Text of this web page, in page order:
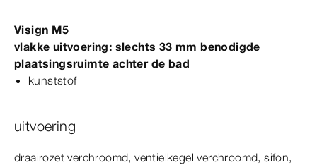
Visign M5
vlakke uitvoering: slechts 33 mm benodigde
plaatsingsruimte achter de bad
kunststof
uitvoering
draairozet verchroomd, ventielkegel verchroomd, sifon,